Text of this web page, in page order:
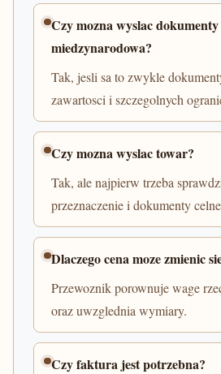
Czy mozna wyslac
miedzynarodowa?
Tak, jesli sa to zwykle
zawartosci i szczegolnych
Czy mozna wyslac towar?
Tak, ale najpierw trzeba
przeznaczenie i dokumenty
Dlaczego cena moze zmienic
Przewoznik porownuje wage
oraz uwzglednia wymiary.
Czy faktura jest potrzebna?